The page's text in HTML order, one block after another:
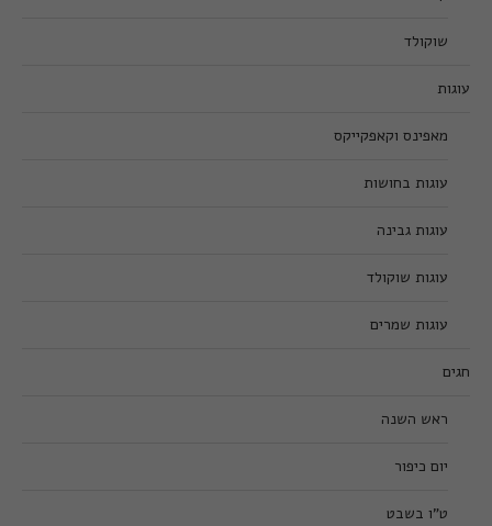
שוקולד
עוגות
מאפינס וקאפקייקס
עוגות בחושות
עוגות גבינה
עוגות שוקולד
עוגות שמרים
חגים
ראש השנה
יום כיפור
ט”ו בשבט